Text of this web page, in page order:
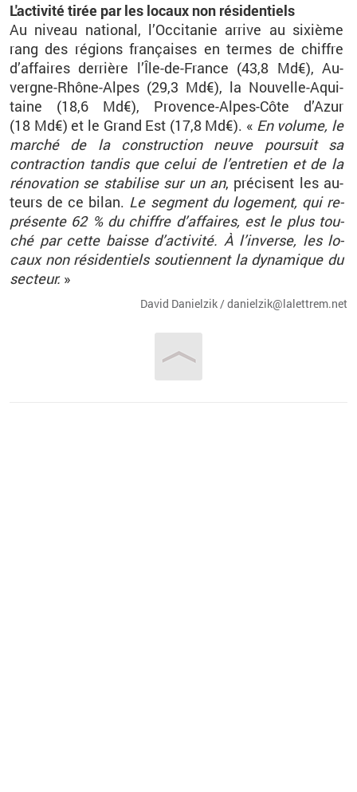
L'ac­ti­vité tirée par les lo­caux non ré­si­den­tiels
Au ni­veau na­tio­nal, l’Oc­ci­ta­nie ar­rive au sixième
rang des ré­gions fran­çaises en termes de chiffre
d’af­faires der­rière l’Île-de-France (43,8 Md€), Au­
vergne-Rhône-Alpes (29,3 Md€), la Nou­velle-Aqui­
taine (18,6
Md€), Pro­vence-Alpes-Côte d’Azur
(18 Md€) et le Grand Est (17,8 Md€). « En vo­lume, le
mar­ché de la construc­tion neuve pour­suit sa
contrac­tion tan­dis que celui de l’en­tre­tien et de la
ré­no­va­tion se sta­bi­lise sur un an, pré­cisent les au­
teurs de ce bilan. Le seg­ment du lo­ge­ment, qui re­
pré­sente 62 % du chiffre d’af­faires, est le plus tou­
ché par cette baisse d’ac­ti­vité. À l’in­verse, les lo­
caux non ré­si­den­tiels sou­tiennent la dy­na­mique du
sec­teur. »
David Da­niel­zik / da­niel­zik@​la­let­trem.​net